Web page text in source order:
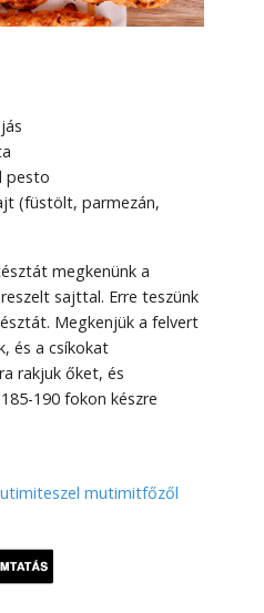
pesto
(füstölt, parmezán,
megkenünk a
sajttal. Erre teszünk
Megkenjük a felvert
és a csíkokat
rakjuk őket, és
190 fokon készre
mutimitfőzől